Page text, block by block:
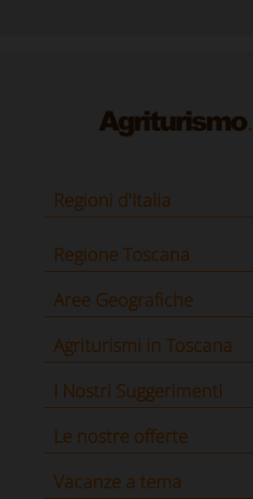
Regioni d'Italia
Regione Toscana
Aree Geografiche
Agriturismi in Toscana
I Nostri Suggerimenti
Le nostre offerte
Vacanze a tema